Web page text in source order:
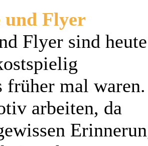
und Flyer
Flyer sind
früher mal
arbeiten, da